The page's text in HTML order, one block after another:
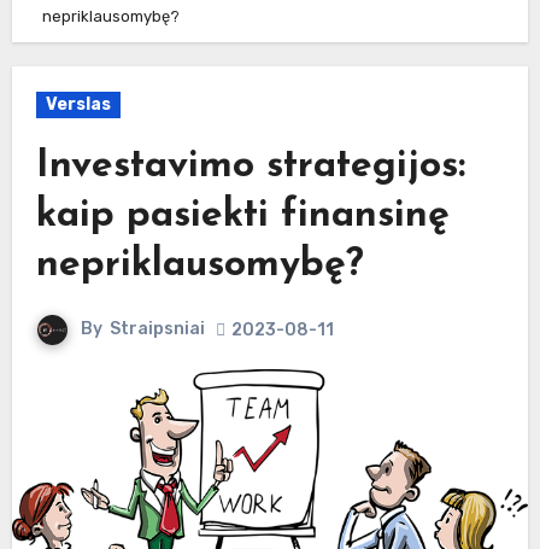
nepriklausomybę?
Verslas
Investavimo strategijos:
kaip pasiekti finansinę
nepriklausomybę?
By Straipsniai 2023-08-11